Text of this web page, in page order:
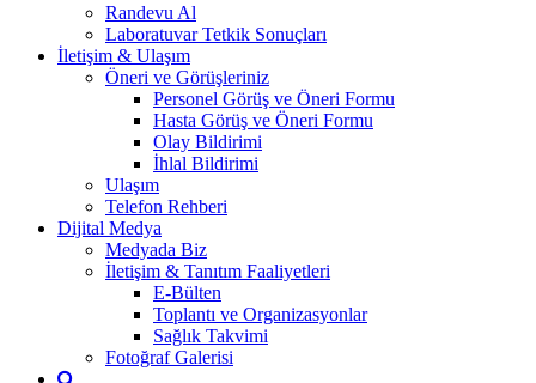
Randevu Al
Laboratuvar Tetkik Sonuçları
İletişim & Ulaşım
Öneri ve Görüşleriniz
Personel Görüş ve Öneri Formu
Hasta Görüş ve Öneri Formu
Olay Bildirimi
İhlal Bildirimi
Ulaşım
Telefon Rehberi
Dijital Medya
Medyada Biz
İletişim & Tanıtım Faaliyetleri
E-Bülten
Toplantı ve Organizasyonlar
Sağlık Takvimi
Fotoğraf Galerisi